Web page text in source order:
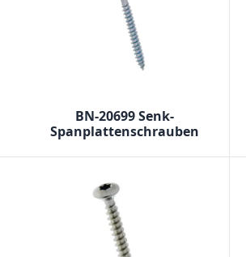
BN-20699 Senk-
Spanplattenschrauben